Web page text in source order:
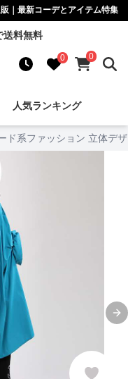
｜最新コーデとアイテム特集
送料無料
0 0
人気ランキング
ド系ファッション 立体デ